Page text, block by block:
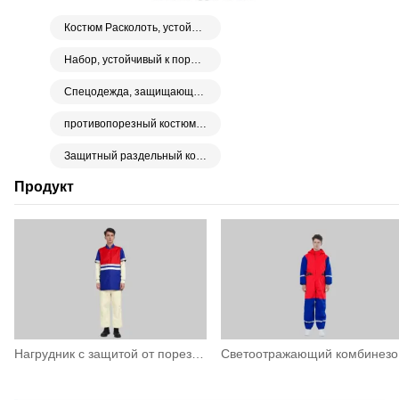
Продукт
Костюм Расколоть, устойчивый к порезам
Набор, устойчивый к порезам
Спецодежда, защищающая от порезов
противопорезный костюм Расколоть
Защитный раздельный костюм для гидроструйной очистки под высоким давлением